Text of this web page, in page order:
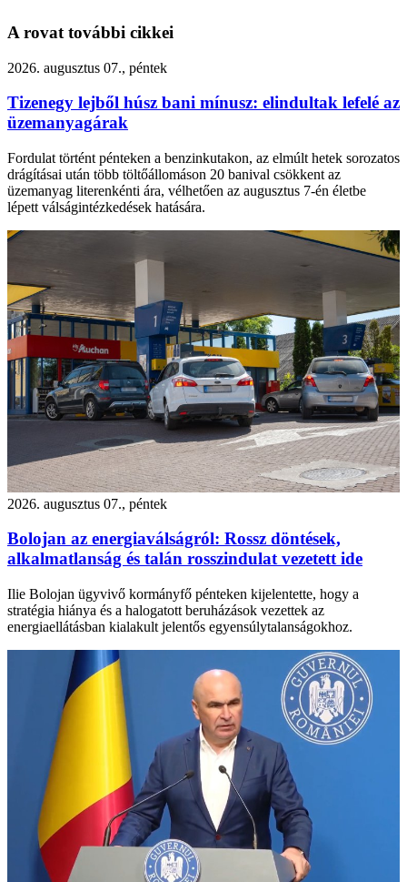
A rovat további cikkei
2026. augusztus 07., péntek
Tizenegy lejből húsz bani mínusz: elindultak lefelé az
üzemanyagárak
Fordulat történt pénteken a benzinkutakon, az elmúlt hetek sorozatos
drágításai után több töltőállomáson 20 banival csökkent az
üzemanyag literenkénti ára, vélhetően az augusztus 7-én életbe
lépett válságintézkedések hatására.
2026. augusztus 07., péntek
Bolojan az energiaválságról: Rossz döntések,
alkalmatlanság és talán rosszindulat vezetett ide
Ilie Bolojan ügyvivő kormányfő pénteken kijelentette, hogy a
stratégia hiánya és a halogatott beruházások vezettek az
energiaellátásban kialakult jelentős egyensúlytalanságokhoz.